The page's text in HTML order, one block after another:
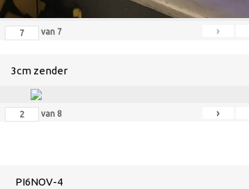
van 7 ›
3cm zender
van 8 ›
PI6NOV-4